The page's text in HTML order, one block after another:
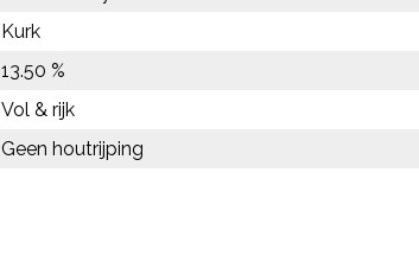
Kurk
13.50 %
Vol & rijk
Geen houtrijping